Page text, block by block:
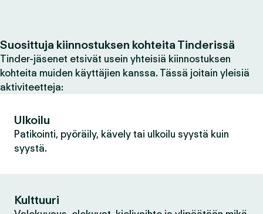
Suosittuja kiinnostuksen kohteita Tinderissä
Tinder-jäsenet etsivät usein yhteisiä kiinnostuksen
kohteita muiden käyttäjien kanssa. Tässä joitain yleisiä
aktiviteetteja:
Ulkoilu
Patikointi, pyöräily, kävely tai ulkoilu syystä kuin
syystä.
Kulttuuri